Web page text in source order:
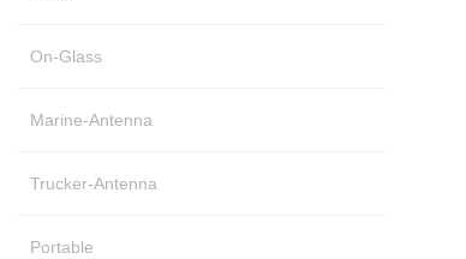
On-Glass
Marine-Antenna
Trucker-Antenna
Portable